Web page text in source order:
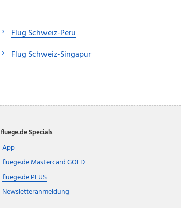
Flug Schweiz-Peru
Flug Schweiz-Singapur